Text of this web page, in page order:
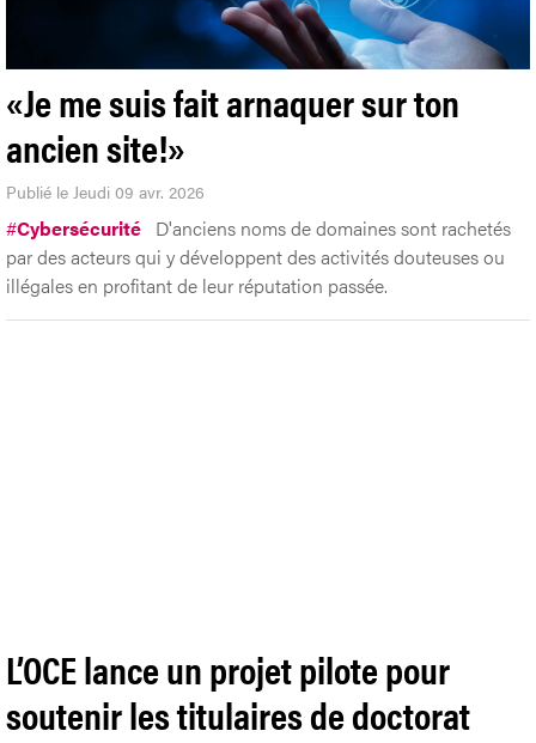
«Je me suis fait arnaquer sur ton
ancien site!»
Publié le Jeudi 09 avr. 2026
#Cybersécurité D'anciens noms de domaines sont rachetés
par des acteurs qui y développent des activités douteuses ou
illégales en profitant de leur réputation passée.
L’OCE lance un projet pilote pour
soutenir les titulaires de doctorat